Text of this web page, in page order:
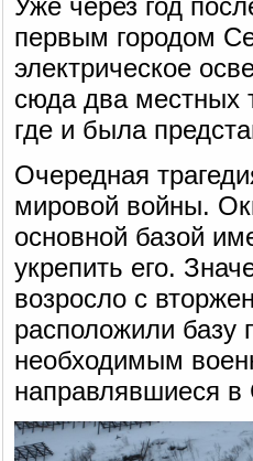
первым городом
электрическое
сюда два местных
где и была
Очередная
мировой войны.
основной базой
укрепить его.
возросло с
расположили базу
необходимым
направлявшиеся